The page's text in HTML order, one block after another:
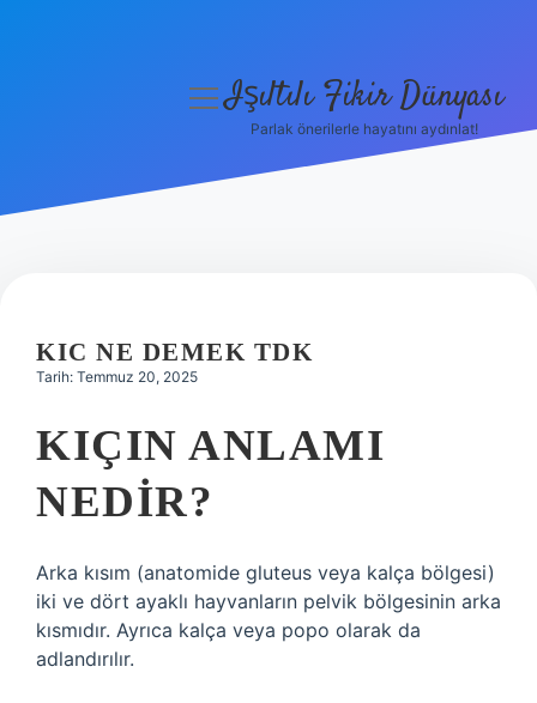
menüyüIşıltılı Fikir Dünyası
Parlak önerilerle hayatını aydınlat!
KIC NE DEMEK TDK
Tarih: Temmuz 20, 2025
KIÇIN ANLAMI
NEDIR?
Arka kısım (anatomide gluteus veya kalça bölgesi)
iki ve dört ayaklı hayvanların pelvik bölgesinin arka
kısmıdır. Ayrıca kalça veya popo olarak da
adlandırılır.